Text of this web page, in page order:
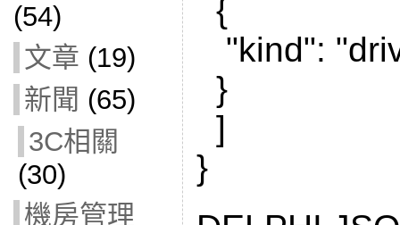
(54)
文章 (19)
新聞 (65)
3C相關
(30)
機房管理
{
"kind":
}
]
}